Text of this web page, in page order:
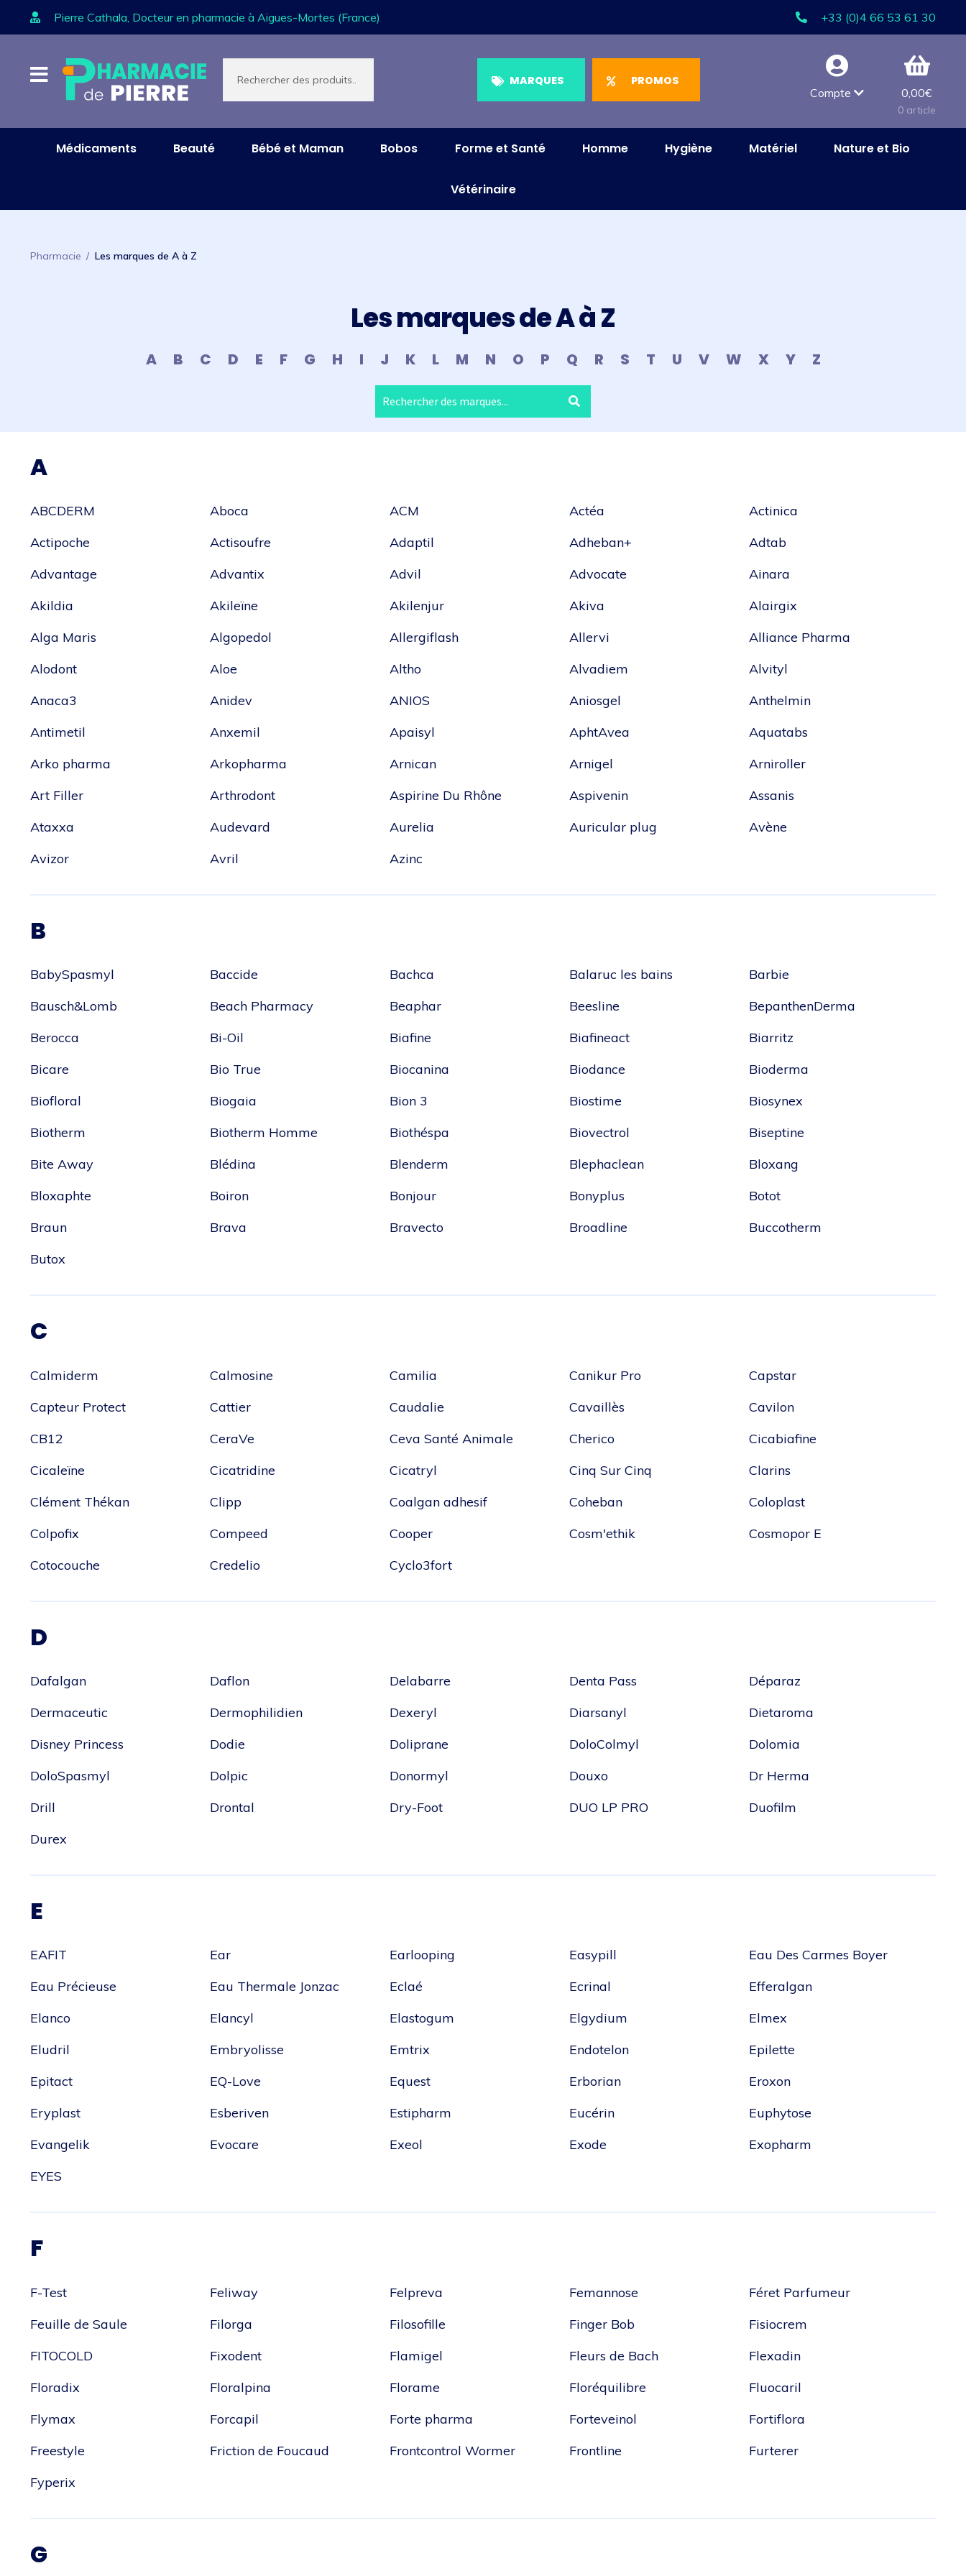
Pierre Cathala, Docteur en pharmacie à Aigues-Mortes (France) +33 (0)4 66 53 61 30
Aller
à
Aller
au
contenu
MARQUES
PROMOS
Compte
0,00€
0 article
Médicaments Beauté Bébé et Maman Bobos Forme et Santé Homme Hygiène Matériel Nature et Bio
Vétérinaire
Pharmacie / Les marques de A à Z
Les marques de A à Z
A B C D E F G H I J K L M N O P Q R S T U V W X Y Z
A
ABCDERM Aboca ACM Actéa
Actinica
Actipoche
Actisoufre Adaptil Adheban+
Adtab
Advantage
Advantix Advil Advocate
Ainara
Akildia
Akileïne Akilenjur Akiva
Alairgix
Alga Maris
Algopedol Allergiflash Allervi
Alliance Pharma
Alodont
Aloe Altho Alvadiem
Alvityl
Anaca3
Anidev ANIOS Aniosgel
Anthelmin
Antimetil
Anxemil Apaisyl AphtAvea
Aquatabs
Arko pharma
Arkopharma Arnican Arnigel
Arniroller
Art Filler
Arthrodont Aspirine Du Rhône Aspivenin
Assanis
Ataxxa
Audevard Aurelia Auricular plug
Avène
Avizor
Avril Azinc
B
BabySpasmyl Baccide Bachca Balaruc les bains
Barbie
Bausch&Lomb
Beach Pharmacy Beaphar Beesline
BepanthenDerma
Berocca
Bi-Oil Biafine Biafineact
Biarritz
Bicare
Bio True Biocanina Biodance
Bioderma
Biofloral
Biogaia Bion 3 Biostime
Biosynex
Biotherm
Biotherm Homme Biothéspa Biovectrol
Biseptine
Bite Away
Blédina Blenderm Blephaclean
Bloxang
Bloxaphte
Boiron Bonjour Bonyplus
Botot
Braun
Brava Bravecto Broadline
Buccotherm
Butox
C
Calmiderm Calmosine Camilia Canikur Pro
Capstar
Capteur Protect
Cattier Caudalie Cavaillès
Cavilon
CB12
CeraVe Ceva Santé Animale Cherico
Cicabiafine
Cicaleïne
Cicatridine Cicatryl Cinq Sur Cinq
Clarins
Clément Thékan
Clipp Coalgan adhesif Coheban
Coloplast
Colpofix
Compeed Cooper Cosm'ethik
Cosmopor E
Cotocouche
Credelio Cyclo3fort
D
Dafalgan Daflon Delabarre Denta Pass
Déparaz
Dermaceutic
Dermophilidien Dexeryl Diarsanyl
Dietaroma
Disney Princess
Dodie Doliprane DoloColmyl
Dolomia
DoloSpasmyl
Dolpic Donormyl Douxo
Dr Herma
Drill
Drontal Dry-Foot DUO LP PRO
Duofilm
Durex
E
EAFIT Ear Earlooping Easypill
Eau Des Carmes Boyer
Eau Précieuse
Eau Thermale Jonzac Eclaé Ecrinal
Efferalgan
Elanco
Elancyl Elastogum Elgydium
Elmex
Eludril
Embryolisse Emtrix Endotelon
Epilette
Epitact
EQ-Love Equest Erborian
Eroxon
Eryplast
Esberiven Estipharm Eucérin
Euphytose
Evangelik
Evocare Exeol Exode
Exopharm
EYES
F
F-Test Feliway Felpreva Femannose
Féret Parfumeur
Feuille de Saule
Filorga Filosofille Finger Bob
Fisiocrem
FITOCOLD
Fixodent Flamigel Fleurs de Bach
Flexadin
Floradix
Floralpina Florame Floréquilibre
Fluocaril
Flymax
Forcapil Forte pharma Forteveinol
Fortiflora
Freestyle
Friction de Foucaud Frontcontrol Wormer Frontline
Furterer
Fyperix
G